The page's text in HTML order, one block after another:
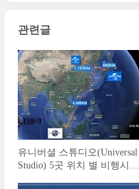
관련글
유니버셜 스튜디오(Universal
Studio) 5곳 위치 별 비행시간